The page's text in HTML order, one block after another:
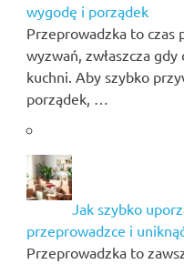
wygodę i porządek
Przeprowadzka to czas
wyzwań, zwłaszcza
kuchni. Aby szybko
porządek, …
Jak szybko
przeprowadzce i
Przeprowadzka to